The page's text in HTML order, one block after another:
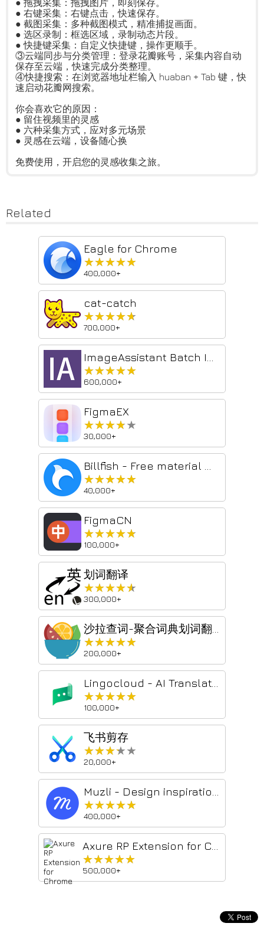
● 拖拽采集：拖拽图片，即刻保存。
● 右键采集：右键点击，快速保存。
● 截图采集：多种截图模式，精准捕捉画面。
● 选区录制：框选区域，录制动态片段。
● 快捷键采集：自定义快捷键，操作更顺手。
③云端同步与分类管理：登录花瓣账号，采集内容自动
保存至云端，快速完成分类整理。
④快捷搜索：在浏览器地址栏输入 huaban + Tab 键，快
速启动花瓣网搜索。
你会喜欢它的原因：
● 留住视频里的灵感
● 六种采集方式，应对多元场景
● 灵感在云端，设备随心换
免费使用，开启您的灵感收集之旅。
Related
Eagle for Chrome
★★★★★
★★★★★
400,000+
cat-catch
★★★★★
★★★★★
700,000+
★★★★★
★★★★★
600,000+
FigmaEX
★★★★★
★★★★★
30,000+
★★★★★
★★★★★
40,000+
FigmaCN
★★★★★
★★★★★
100,000+
划词翻译
★★★★★
★★★★★
300,000+
★★★★★
★★★★★
200,000+
★★★★★
★★★★★
100,000+
飞书剪存
★★★★★
★★★★★
20,000+
★★★★★
★★★★★
400,000+
★★★★★
★★★★★
500,000+